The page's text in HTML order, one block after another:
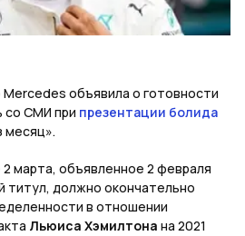
объявила о готовности
со СМИ при презентации болида
месяц».
марта, объявленное 2 февраля
титул, должно окончательно
в отношении
Льюиса Хэмилтона на 2021